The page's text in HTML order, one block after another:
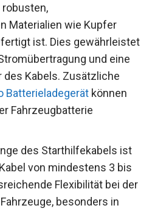
Materialien wie Kupfer
ist. Dies gewährleistet
und eine
des Kabels. Zusätzliche
Batterieladegerät können
Fahrzeugbatterie
des Starthilfekabels ist
von mindestens 3 bis
Flexibilität bei der
besonders in